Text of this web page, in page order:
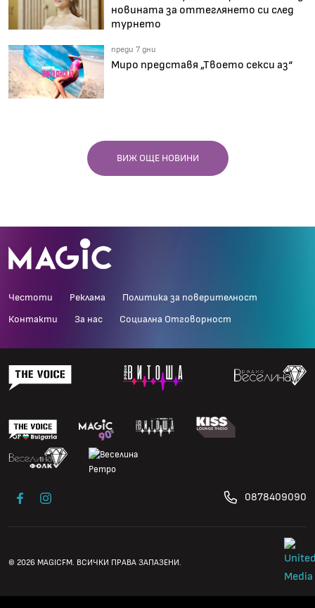
новината за оттеглянето си след
турнето
преди 7 дни
Миро представя „Твоето секси аз“
ВИЖ ОЩЕ НОВИНИ
Честоти Реклама Политика за поверителност
Контакти За нас Социална Отговорност
0878409090
© 2026 MAGICFM. ВСИЧКИ ПРАВА ЗАПАЗЕНИ.